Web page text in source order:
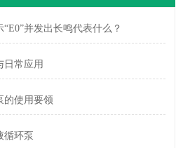
并发出长鸣代表什么？
日常应用
的使用要领
循环泵